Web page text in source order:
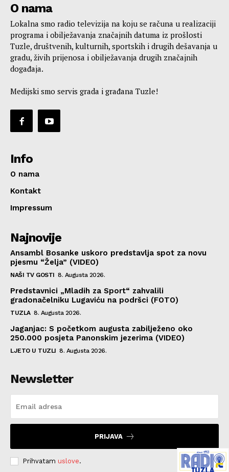
O nama
Lokalna smo radio televizija na koju se računa u realizaciji
programa i obilježavanja značajnih datuma iz prošlosti
Tuzle, društvenih, kulturnih, sportskih i drugih dešavanja u
gradu, živih prijenosa i obilježavanja drugih značajnih
događaja.
Medijski smo servis grada i građana Tuzle!
Info
O nama
Kontakt
Impressum
Najnovije
Ansambl Bosanke uskoro predstavlja spot za novu
pjesmu “Želja” (VIDEO)
NAŠI TV GOSTI 8. Augusta 2026.
Predstavnici „Mladih za Sport“ zahvalili
gradonačelniku Lugaviću na podršci (FOTO)
TUZLA 8. Augusta 2026.
Jaganjac: S početkom augusta zabilježeno oko
250.000 posjeta Panonskim jezerima (VIDEO)
LJETO U TUZLI 8. Augusta 2026.
Newsletter
PRIJAVA
Prihvatam uslove.